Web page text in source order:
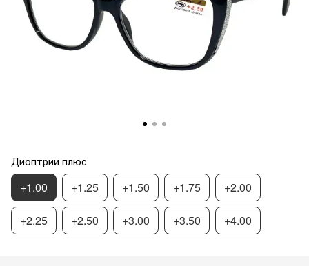
Диоптрии плюс
+1.00 +1.25 +1.50 +1.75 +2.00
+2.25 +2.50 +3.00 +3.50 +4.00